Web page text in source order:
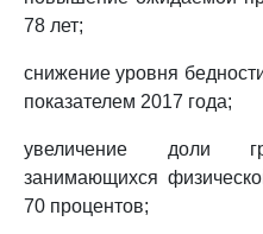
78 лет;
снижение уровня
показателем 2017 года;
увеличение доли
занимающихся
70 процентов;